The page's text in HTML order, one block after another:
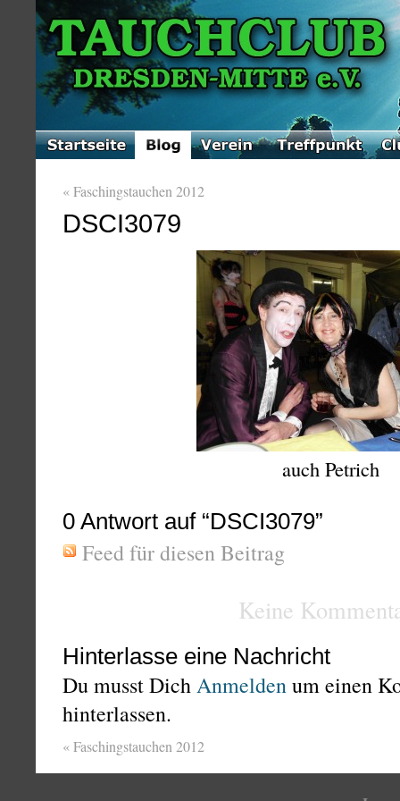
«Faschingstauchen 2012
DSCI3079
auch Petrich
0 Antwort auf “DSCI3079”
Feed für diesen Beitrag
Keine
Hinterlasse eine Nachricht
Du musst DichAnmeldenum einen
hinterlassen.
«Faschingstauchen 2012